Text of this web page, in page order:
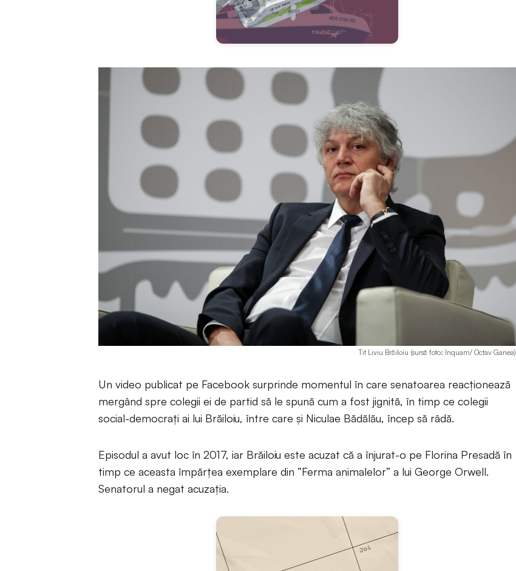
Tit Liviu Brăiloiu (sursă foto: Inquam/ Octav Ganea)
Un video publicat pe Facebook surprinde momentul în care senatoarea reacționează
mergând spre colegii ei de partid să le spună cum a fost jignită, în timp ce colegii
social-democrați ai lui Brăiloiu, între care și Niculae Bădălău, încep să râdă.
Episodul a avut loc în 2017, iar Brăiloiu este acuzat că a înjurat-o pe Florina Presadă în
timp ce aceasta împărțea exemplare din ”Ferma animalelor” a lui George Orwell.
Senatorul a negat acuzația.